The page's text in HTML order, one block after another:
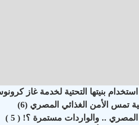
بنيتها التحتية لخدمة غاز
الأمن الغذائي المصري (6)